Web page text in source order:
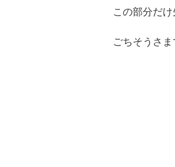
この部分だ
ごちそうさま